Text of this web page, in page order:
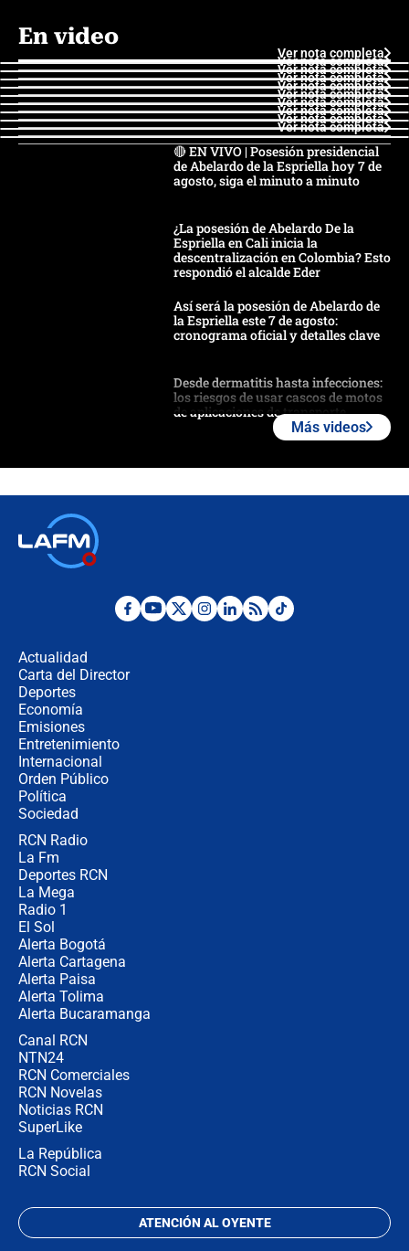
En video
Ver nota completa
Ver nota completa
Ver nota completa
Ver nota completa
Ver nota completa
Ver nota completa
Ver nota completa
Ver nota completa
Ver nota completa
Ver nota completa
🔴 EN VIVO | Posesión presidencial
de Abelardo de la Espriella hoy 7 de
agosto, siga el minuto a minuto
¿La posesión de Abelardo De la
Espriella en Cali inicia la
descentralización en Colombia? Esto
respondió el alcalde Eder
Así será la posesión de Abelardo de
la Espriella este 7 de agosto:
cronograma oficial y detalles clave
Desde dermatitis hasta infecciones:
los riesgos de usar cascos de motos
de aplicaciones de transporte
Posesión de Abelardo De La Espriella
Más videos
Actualidad
Carta del Director
Deportes
Economía
Emisiones
Entretenimiento
Internacional
Orden Público
Política
Sociedad
RCN Radio
La Fm
Deportes RCN
La Mega
Radio 1
El Sol
Alerta Bogotá
Alerta Cartagena
Alerta Paisa
Alerta Tolima
Alerta Bucaramanga
Canal RCN
NTN24
RCN Comerciales
RCN Novelas
Noticias RCN
SuperLike
La República
RCN Social
ATENCIÓN AL OYENTE